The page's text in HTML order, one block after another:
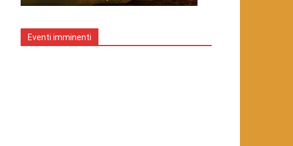
Eventi imminenti